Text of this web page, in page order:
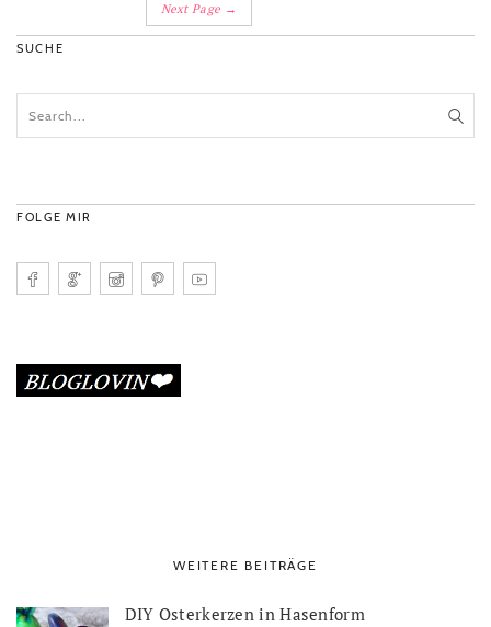
Next Page →
SUCHE
FOLGE MIR
WEITERE BEITRÄGE
DIY Osterkerzen in Hasenform